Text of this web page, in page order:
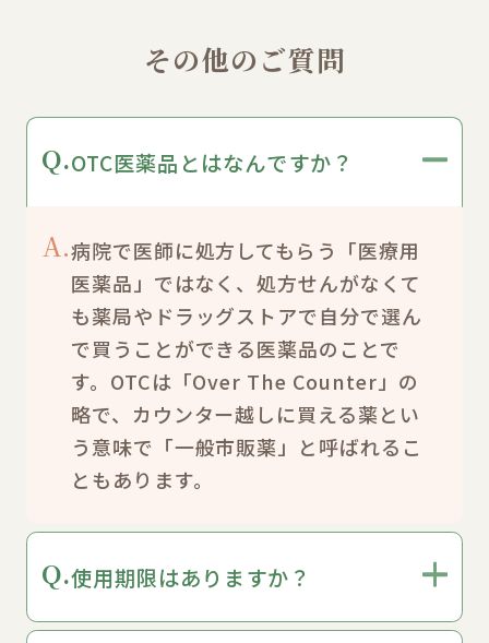
その他のご質問
Q.OTC医薬品とはなんですか？
A.病院で医師に処方してもらう「医療用
医薬品」ではなく、処方せんがなくて
も薬局やドラッグストアで自分で選ん
で買うことができる医薬品のことで
す。OTCは「Over The Counter」の
略で、カウンター越しに買える薬とい
う意味で「一般市販薬」と呼ばれるこ
ともあります。
Q.使用期限はありますか？